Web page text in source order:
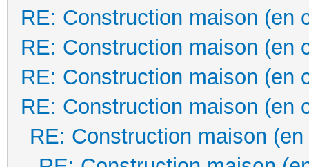
RE: Construction maison (en
RE: Construction maison (en
RE: Construction maison (en
RE: Construction maison (en
RE: Construction maison